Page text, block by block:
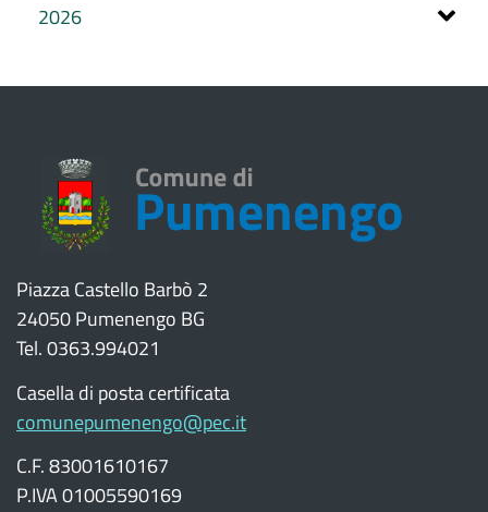
2026
Piazza Castello Barbò 2
24050 Pumenengo BG
Tel. 0363.994021
Casella di posta certificata
comunepumenengo@pec.it
C.F. 83001610167
P.IVA 01005590169